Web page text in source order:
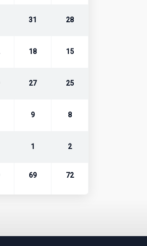
31 28
18 15
27 25
9 8
1 2
69 72